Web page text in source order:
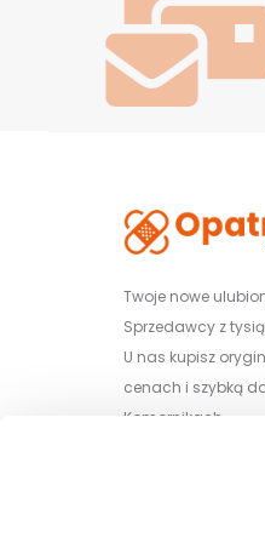
Twoje nowe
Sprzedawcy z
U nas kupisz
cenach i szybką
Komornikach.
Wiśniowa 29/1,